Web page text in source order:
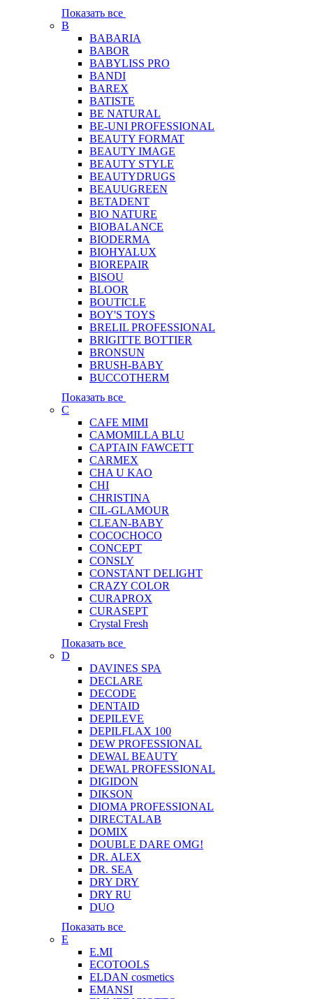
Показать все
B
BABARIA
BABOR
BABYLISS PRO
BANDI
BAREX
BATISTE
BE NATURAL
BE-UNI PROFESSIONAL
BEAUTY FORMAT
BEAUTY IMAGE
BEAUTY STYLE
BEAUTYDRUGS
BEAUUGREEN
BETADENT
BIO NATURE
BIOBALANCE
BIODERMA
BIOHYALUX
BIOREPAIR
BISOU
BLOOR
BOUTICLE
BOY'S TOYS
BRELIL PROFESSIONAL
BRIGITTE BOTTIER
BRONSUN
BRUSH-BABY
BUCCOTHERM
Показать все
C
CAFE MIMI
CAMOMILLA BLU
CAPTAIN FAWCETT
CARMEX
CHA U KAO
CHI
CHRISTINA
CIL-GLAMOUR
CLEAN-BABY
COCOCHOCO
CONCEPT
CONSLY
CONSTANT DELIGHT
CRAZY COLOR
CURAPROX
CURASEPT
Crystal Fresh
Показать все
D
DAVINES SPA
DECLARE
DECODE
DENTAID
DEPILEVE
DEPILFLAX 100
DEW PROFESSIONAL
DEWAL BEAUTY
DEWAL PROFESSIONAL
DIGIDON
DIKSON
DIOMA PROFESSIONAL
DIRECTALAB
DOMIX
DOUBLE DARE OMG!
DR. ALEX
DR. SEA
DRY DRY
DRY RU
DUO
Показать все
E
E.MI
ECOTOOLS
ELDAN cosmetics
EMANSI